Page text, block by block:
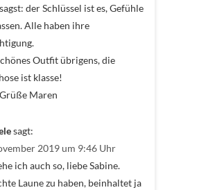
der Schlüssel ist es, Gefühle
Alle haben ihre
Outfit übrigens, die
ist klasse!
Maren
sagt:
2019 um 9:46 Uhr
ich auch so, liebe Sabine.
Laune zu haben, beinhaltet ja